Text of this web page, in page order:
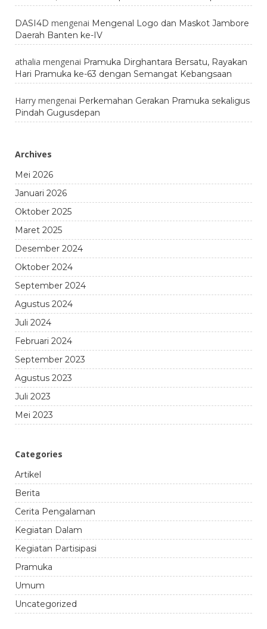
DASI4D mengenai Mengenal Logo dan Maskot Jambore
Daerah Banten ke-IV
athalia mengenai Pramuka Dirghantara Bersatu, Rayakan
Hari Pramuka ke-63 dengan Semangat Kebangsaan
Harry mengenai Perkemahan Gerakan Pramuka sekaligus
Pindah Gugusdepan
Archives
Mei 2026
Januari 2026
Oktober 2025
Maret 2025
Desember 2024
Oktober 2024
September 2024
Agustus 2024
Juli 2024
Februari 2024
September 2023
Agustus 2023
Juli 2023
Mei 2023
Categories
Artikel
Berita
Cerita Pengalaman
Kegiatan Dalam
Kegiatan Partisipasi
Pramuka
Umum
Uncategorized